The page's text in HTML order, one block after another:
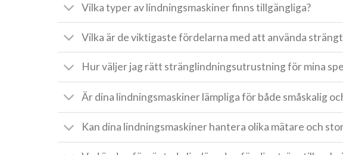
Vilka typer av lindningsmaskiner finns tillgängliga?
Vilka är de viktigaste fördelarna med att använda
Hur väljer jag rätt stränglindningsutrustning för mina
Är dina lindningsmaskiner lämpliga för både småskalig
Kan dina lindningsmaskiner hantera olika mätare och